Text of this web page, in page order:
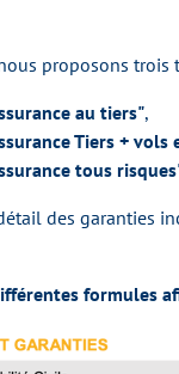
proposons trois
au tiers",
Tiers + vols
tous
des garanties
formules